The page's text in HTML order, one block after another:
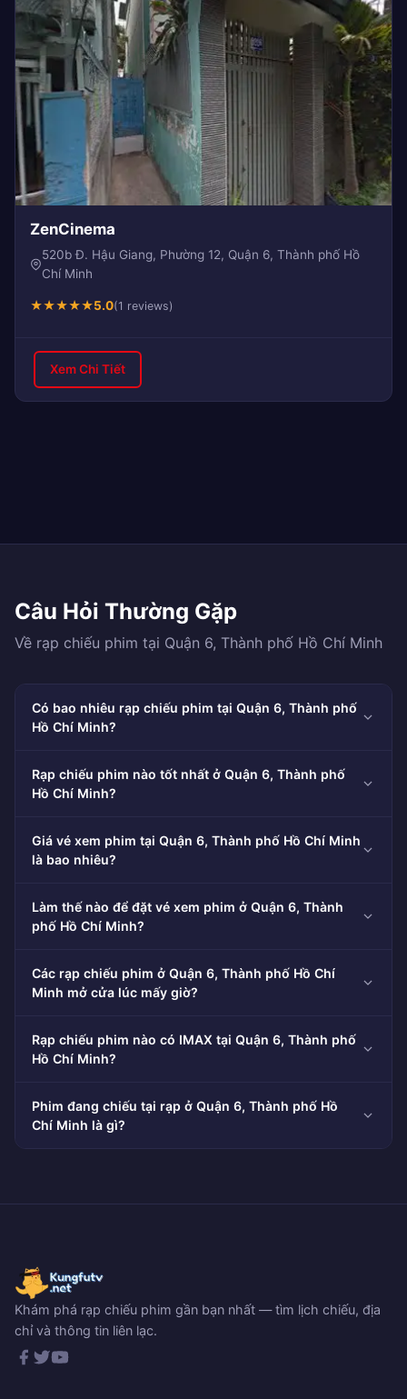
ZenCinema
520b Đ. Hậu Giang, Phường 12, Quận 6, Thành phố Hồ
Chí Minh
★★★★★5.0(1 reviews)
Xem Chi Tiết
Câu Hỏi Thường Gặp
Về rạp chiếu phim tại Quận 6, Thành phố Hồ Chí Minh
Có bao nhiêu rạp chiếu phim tại Quận 6, Thành phố
Hồ Chí Minh?
Rạp chiếu phim nào tốt nhất ở Quận 6, Thành phố
Hồ Chí Minh?
Giá vé xem phim tại Quận 6, Thành phố Hồ Chí Minh
là bao nhiêu?
Làm thế nào để đặt vé xem phim ở Quận 6, Thành
phố Hồ Chí Minh?
Các rạp chiếu phim ở Quận 6, Thành phố Hồ Chí
Minh mở cửa lúc mấy giờ?
Rạp chiếu phim nào có IMAX tại Quận 6, Thành phố
Hồ Chí Minh?
Phim đang chiếu tại rạp ở Quận 6, Thành phố Hồ
Chí Minh là gì?
Khám phá rạp chiếu phim gần bạn nhất — tìm lịch chiếu, địa
chỉ và thông tin liên lạc.